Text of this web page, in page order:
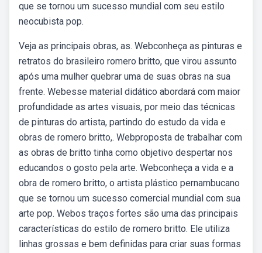
que se tornou um sucesso mundial com seu estilo
neocubista pop.
Veja as principais obras, as. Webconheça as pinturas e
retratos do brasileiro romero britto, que virou assunto
após uma mulher quebrar uma de suas obras na sua
frente. Webesse material didático abordará com maior
profundidade as artes visuais, por meio das técnicas
de pinturas do artista, partindo do estudo da vida e
obras de romero britto,. Webproposta de trabalhar com
as obras de britto tinha como objetivo despertar nos
educandos o gosto pela arte. Webconheça a vida e a
obra de romero britto, o artista plástico pernambucano
que se tornou um sucesso comercial mundial com sua
arte pop. Webos traços fortes são uma das principais
características do estilo de romero britto. Ele utiliza
linhas grossas e bem definidas para criar suas formas